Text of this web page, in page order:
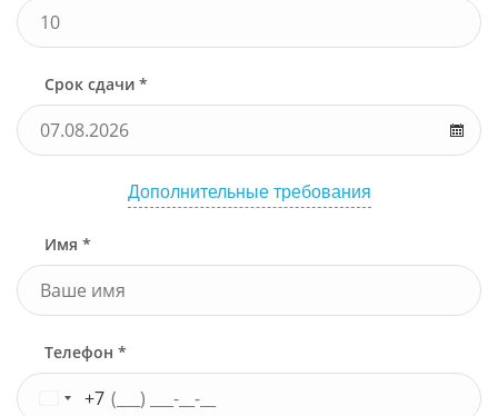
Срок сдачи *
Дополнительные требования
Имя *
Телефон *
+7